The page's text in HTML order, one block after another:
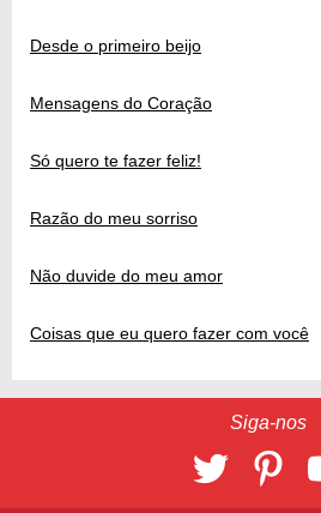
Desde o primeiro beijo
Mensagens do Coração
Só quero te fazer feliz!
Razão do meu sorriso
Não duvide do meu amor
Coisas que eu quero fazer com você
Siga-nos